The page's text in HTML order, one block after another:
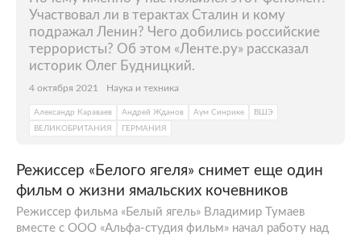
Участвовал ли в терактах Сталин и кому
подражал Ленин? Чего добились российские
террористы? Об этом «Ленте.ру» рассказал
историк Олег Будницкий.
4 октября 2021 Наука и техника
Александр Караваев Андрей Жданов Аум Синрике
ВШЭ
ВЕЛИКОБРИТАНИЯ
ГЕРМАНИЯ
Режиссер «Белого ягеля» снимет еще один
фильм о жизни ямальских кочевников
Режиссер фильма «Белый ягель» Владимир Тумаев
вместе с ООО «Альфа-студия фильм» начал работу над